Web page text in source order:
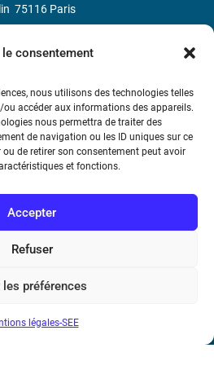
le consentement
nous utilisons des technologies telles
accéder aux informations des appareils.
nous permettra de traiter des
de navigation ou les ID uniques sur ce
de retirer son consentement peut avoir
et fonctions.
Accepter
Refuser
préférences
légales-SEE
d’André-
de Vente
75116 Paris
6 et « Iéna » Ligne 9
Code APE : 9412Z TVA intra-
393 232